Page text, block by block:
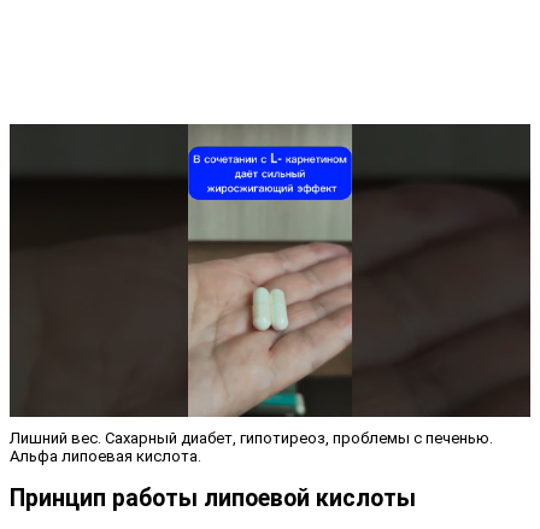
Лишний вес. Сахарный диабет, гипотиреоз, проблемы с печенью.
Альфа липоевая кислота.
Принцип работы липоевой кислоты